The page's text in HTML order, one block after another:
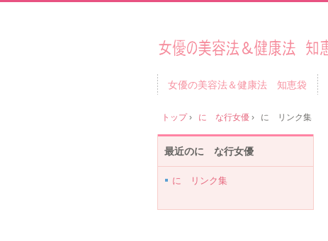
女優の美容法＆健康法 知恵袋
トップ› に な行女優 › に リンク集
最近のに な行女優
に リンク集